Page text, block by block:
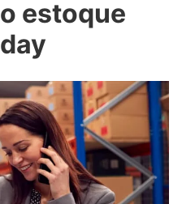
estoque